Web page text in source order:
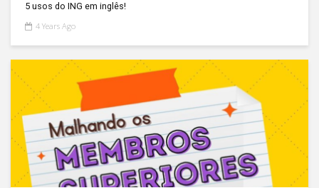
5 usos do ING em inglês!
4 Years Ago